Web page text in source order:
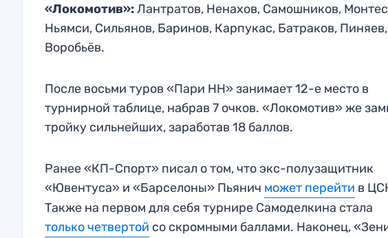
«Локомотив»:Лантратов, Ненахов, Самошников,
Ньямси, Сильянов, Баринов, Карпукас, Батраков, Пиняев,
Воробьёв.
После восьми туров «Пари НН» занимает 12-е место в
турнирной таблице, набрав 7 очков. «Локомотив» же
тройку сильнейших, заработав 18 баллов.
Ранее «КП-Спорт» писал о том, что экс-полузащитник
«Ювентуса» и «Барселоны» Пьянич может перейти в
Также на первом для себя турнире Самоделкина стала
только четвертой со скромными баллами. Наконец,